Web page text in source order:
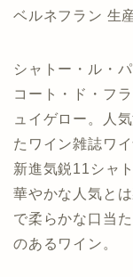
ベルネフラン 生
シャトー・ル・
コート・ド・フ
ュイゲロー。人
たワイン雑誌ワ
新進気鋭11シャ
華やかな人気と
で柔らかな口当
のあるワイン。